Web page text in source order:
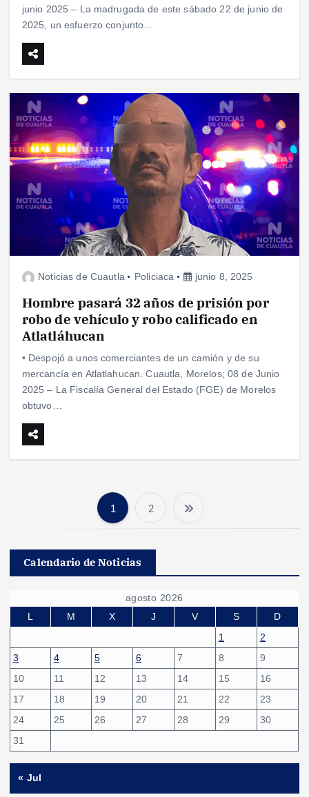
junio 2025 – La madrugada de este sábado 22 de junio de
2025, un esfuerzo conjunto…
Noticias de Cuautla Policiaca junio 8, 2025
Hombre pasará 32 años de prisión por
robo de vehículo y robo calificado en
Atlatláhucan
• Despojó a unos comerciantes de un camión y de su
mercancía en Atlatlahucan. Cuautla, Morelos; 08 de Junio
2025 – La Fiscalía General del Estado (FGE) de Morelos
obtuvo…
a
g
i
n
a
c
i
1 2
Calendario de Noticias
agosto 2026
L
M X J V S
D
1
2
3
4 5 6 7 8
9
10
11 12 13 14 15
16
17
18 19 20 21 22
23
24
25 26 27 28 29
30
31
« Jul